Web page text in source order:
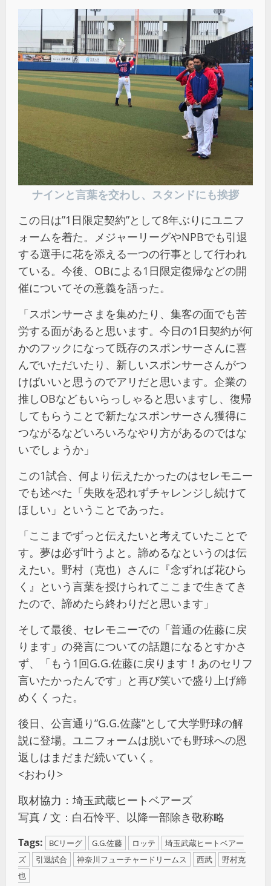
ナインと言葉を交わし、スタンドにも挨拶
この日は”1日限定契約”として8年ぶりにユニフ
ォームを着た。メジャーリーグやNPBでも引退
する選手に花を添える一つの行事として行われ
ている。今後、OBによる1日限定復帰などの開
催についてその意義を語った。
「スポンサーさまを集めたり、集客の面でも苦
労する面があると思います。今日の1日契約が何
かのフックになって既存のスポンサーさんに喜
んでいただいたり、新しいスポンサーさんがつ
けばいいと思うのでアリだと思います。企業の
推しOBなどもいらっしゃると思いますし、復帰
してもらうことで新たなスポンサーさん獲得に
つながるなどいろいろなやり方があるのではな
いでしょうか」
この1試合、何より伝えたかったのはセレモニー
でも述べた「失敗を恐れずチャレンジし続けて
ほしい」ということであった。
「ここまでずっと伝えたいと考えていたことで
す。夢は必ず叶うよと。諦めるなというのは伝
えたい。野村（克也）さんに『念ずれば花ひら
く』という言葉を授けられてここまで生きてき
たので、諦めたら終わりだと思います」
そして最後、セレモニーでの「普通の佐藤に戻
ります」の発言についての話題になるとすかさ
ず、「もう1回G.G.佐藤に戻ります！あのセリフ
言いたかったんです」と再び笑いで盛り上げ締
めくくった。
後日、公言通り”G.G.佐藤”として大学野球の解
説に登場。ユニフォームは脱いでも野球への恩
返しはまだまだ続いていく。
<おわり>
取材協力：埼玉武蔵ヒートベアーズ
写真 / 文：白石怜平、以降一部除き敬称略
Tags: BCリーグ G.G.佐藤 ロッテ
埼玉武蔵ヒートベアー
ズ
引退試合 神奈川フューチャードリームス 西武
野村克
也